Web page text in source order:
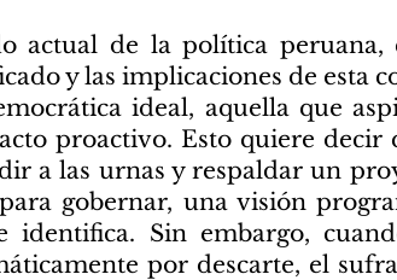
actual de la política
y las implicaciones de esta
ideal, aquella que
proactivo. Esto quiere decir
a las urnas y respaldar un
gobernar, una visión
identifica. Sin embargo,
por descarte, el